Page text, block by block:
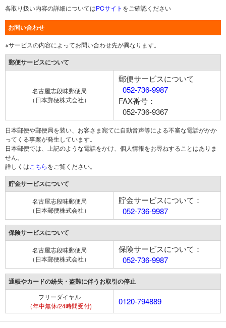
各取り扱い内容の詳細についてはPCサイト をご確認ください
お問い合わせ
※サービスの内容によってお問い合わせ先が異なります。
郵便サービスについて
名古屋志段味郵便局
（日本郵便株式会社）
郵便サービスについて
052-736-9987
FAX番号：
052-736-9367
日本郵便や郵便局を装い、お客さま宛てに自動音声等による不審な電話がかか
ってくる事案が発生しています。
日本郵便では、上記のような電話をかけ、個人情報をお尋ねすることはありま
せん。
詳しくは こちらをご覧ください。
貯金サービスについて
名古屋志段味郵便局
（日本郵便株式会社）
貯金サービスについて：
052-736-9987
保険サービスについて
名古屋志段味郵便局
（日本郵便株式会社）
保険サービスについて：
052-736-9987
通帳やカードの紛失・盗難に伴うお取引の停止
フリーダイヤル
（年中無休/24時間受付)
0120-794889